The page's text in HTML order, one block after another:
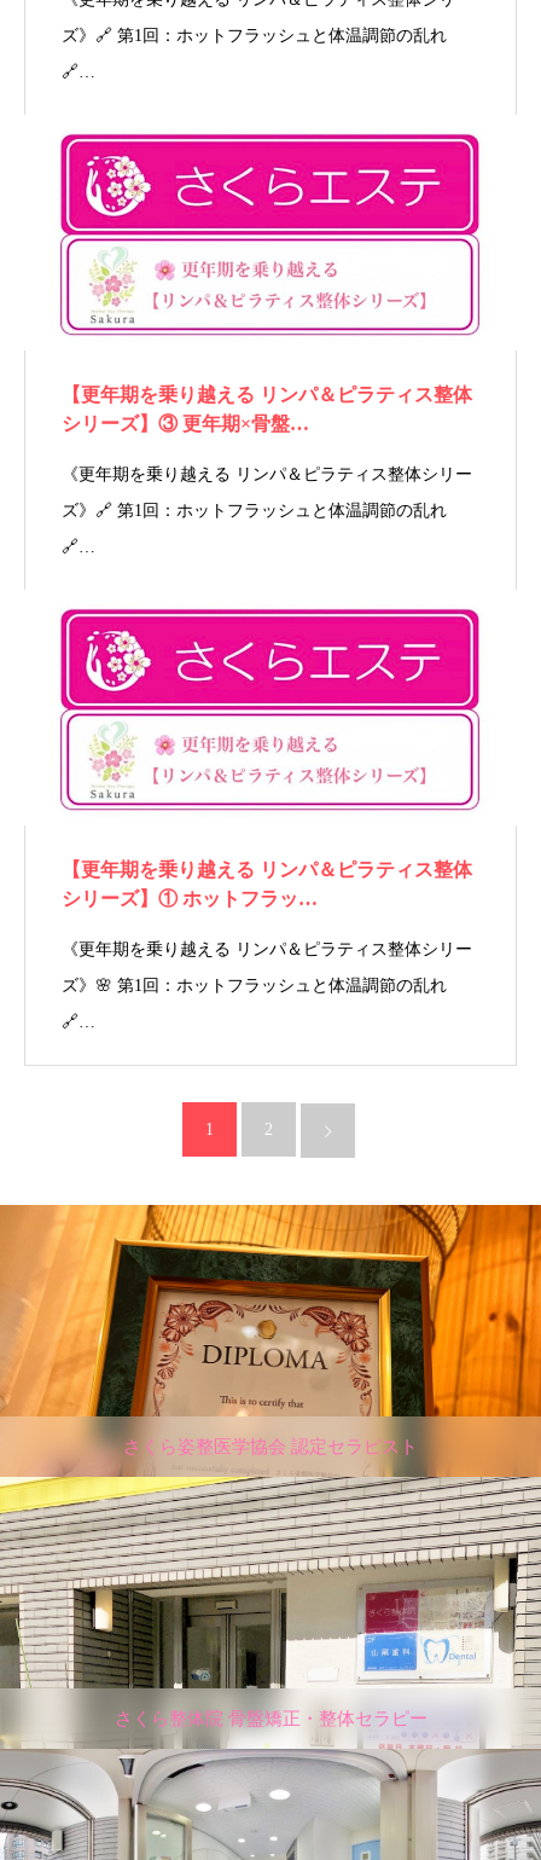
ズ》🔗 第1回：ホットフラッシュと体温調節の乱れ
🔗…
【更年期を乗り越える リンパ＆ピラティス整体
シリーズ】③ 更年期×骨盤…
《更年期を乗り越える リンパ＆ピラティス整体シリー
ズ》🔗 第1回：ホットフラッシュと体温調節の乱れ
🔗…
【更年期を乗り越える リンパ＆ピラティス整体
シリーズ】① ホットフラッ…
《更年期を乗り越える リンパ＆ピラティス整体シリー
ズ》🌸 第1回：ホットフラッシュと体温調節の乱れ
🔗…
1 2
さくら姿整医学協会 認定セラピスト
さくら整体院 骨盤矯正・整体セラピー